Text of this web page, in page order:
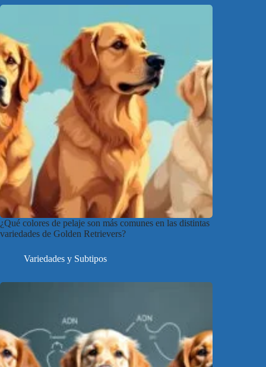
¿Qué colores de pelaje son más comunes en las distintas
variedades de Golden Retrievers?
Variedades y Subtipos